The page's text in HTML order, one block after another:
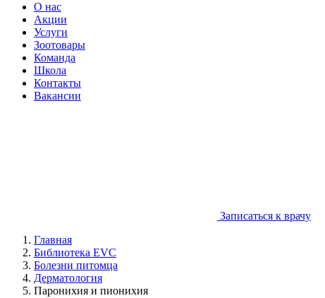
О нас
Акции
Услуги
Зоотовары
Команда
Школа
Контакты
Вакансии
Записаться к врачу
Главная
Библиотека EVC
Болезни питомца
Дерматология
Паронихия и пионихия